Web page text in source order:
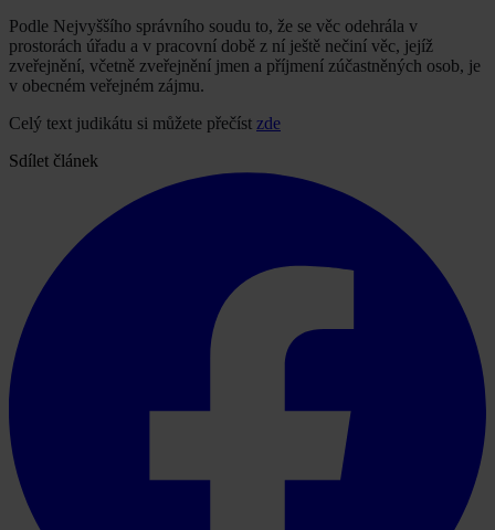
Podle Nejvyššího správního soudu to, že se věc odehrála v
prostorách úřadu a v pracovní době z ní ještě nečiní věc, jejíž
zveřejnění, včetně zveřejnění jmen a příjmení zúčastněných osob, je
v obecném veřejném zájmu.
Celý text judikátu si můžete přečíst zde
Sdílet článek